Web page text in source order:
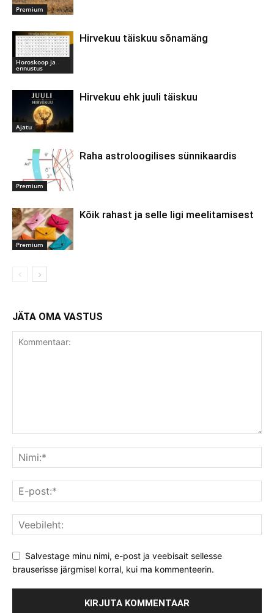
Premium
Horoskoop ja
ennustus
Hirvekuu täiskuu sõnamäng
Ajatu
Hirvekuu ehk juuli täiskuu
Premium
Raha astroloogilises sünnikaardis
Premium
Kõik rahast ja selle ligi meelitamisest
JÄTA OMA VASTUS
Salvestage minu nimi, e-post ja veebisait sellesse
brauserisse järgmisel korral, kui ma kommenteerin.